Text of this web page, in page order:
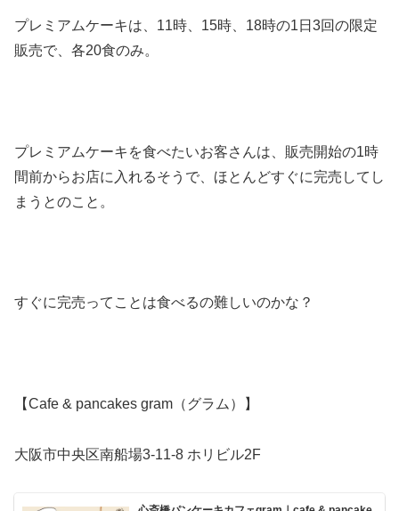
プレミアムケーキは、11時、15時、18時の1日3回の限定
販売で、各20食のみ。
プレミアムケーキを食べたいお客さんは、販売開始の1時
間前からお店に入れるそうで、ほとんどすぐに完売してし
まうとのこと。
すぐに完売ってことは食べるの難しいのかな？
【Cafe & pancakes gram（グラム）】
大阪市中央区南船場3-11-8 ホリビル2F